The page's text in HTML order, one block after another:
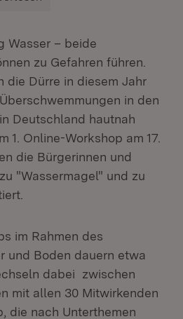
Wasser – beide
zu Gefahren führen.
die Dürre in diesem Jahr
in den
Deutschland hautnah
1. Online-Workshop am 17.
die Bürgerinnen und
"Wassermagel" und zu
im Rahmen des
und Boden dauern etwa
dabei zwischen
mit allen 30 Mitwirkenden
die nach Unterthemen